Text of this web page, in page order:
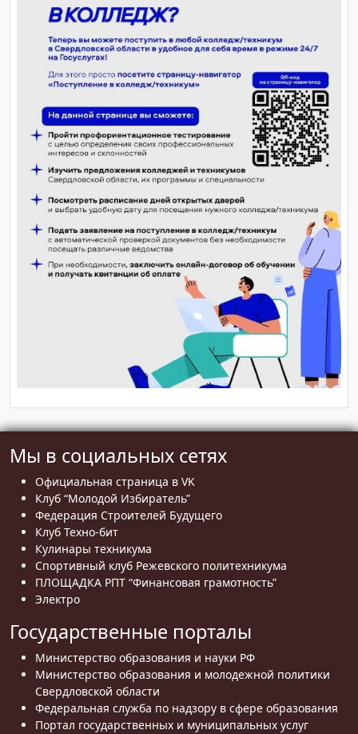
Мы в социальных сетях
Официальная страница в VK
Клуб “Молодой Избиратель”
Федерация Строителей Будущего
Клуб Техно-бит
Кулинары техникума
Спортивный клуб Режевского политехникума
ПЛОЩАДКА РПТ “Финансовая грамотность”
Электро
Государственные порталы
Министерство образования и науки РФ
Министерство образования и молодежной политики
Свердловской области
Федеральная служба по надзору в сфере образования
Портал государственных и муниципальных услуг